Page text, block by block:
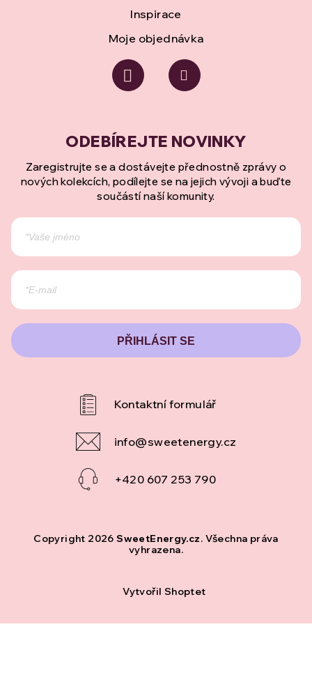
Inspirace
Moje objednávka
Zaregistrujte se a dostávejte přednostně zprávy o
nových kolekcích, podílejte se na jejich vývoji a buďte
součástí naší komunity.
PŘIHLÁSIT SE
info@sweetenergy.cz
+420 607 253 790
Copyright 2026SweetEnergy.cz. Všechna práva
vyhrazena.
Vytvořil Shoptet